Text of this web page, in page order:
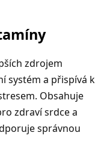
zdrojem
systém a přispívá k
Obsahuje
zdraví srdce a
správnou